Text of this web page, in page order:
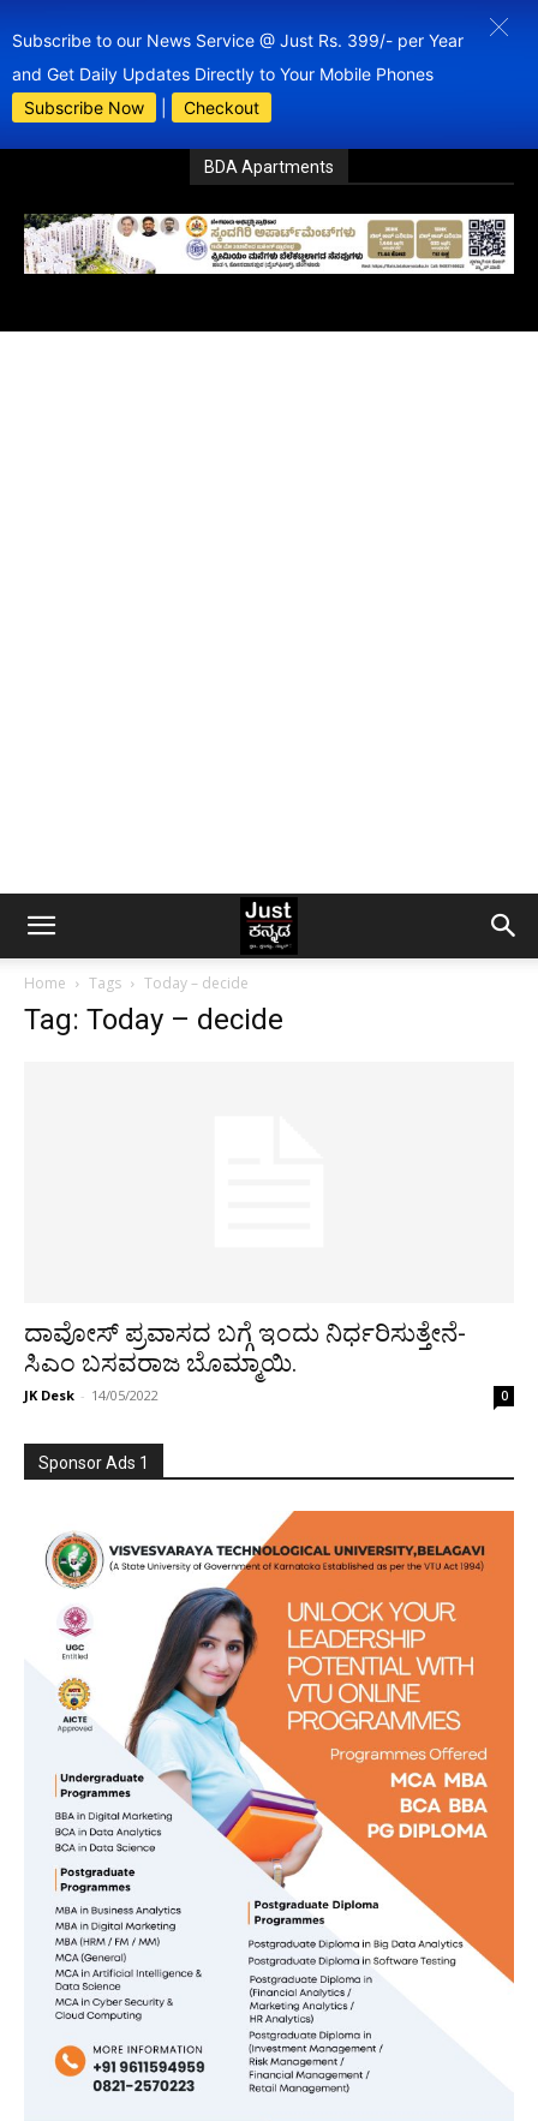
Subscribe to our News Service @ Just Rs. 399/- per Year
and Get Daily Updates Directly to Your Mobile Phones
Subscribe Now
Checkout
BDA Apartments
Home Tags Today – decide
Tag: Today – decide
ದಾವೋಸ್ ಪ್ರವಾಸದ ಬಗ್ಗೆ ಇಂದು ನಿರ್ಧರಿಸುತ್ತೇನೆ-
ಸಿಎಂ ಬಸವರಾಜ ಬೊಮ್ಮಾಯಿ.
JK Desk - 14/05/2022 0
Sponsor Ads 1